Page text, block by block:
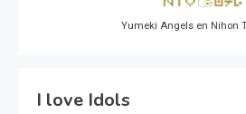
Yumeki Angels en Nihon
I love Idols